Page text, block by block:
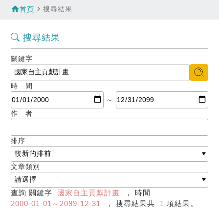
home首頁 navigate_next搜尋結果
搜尋結果
關鍵字
時 間
～
作 者
排序
文章類別
查詢 關鍵字 國家自主貢獻計畫 ， 時間
2000-01-01～2099-12-31
， 搜尋結果共 1 項結果。